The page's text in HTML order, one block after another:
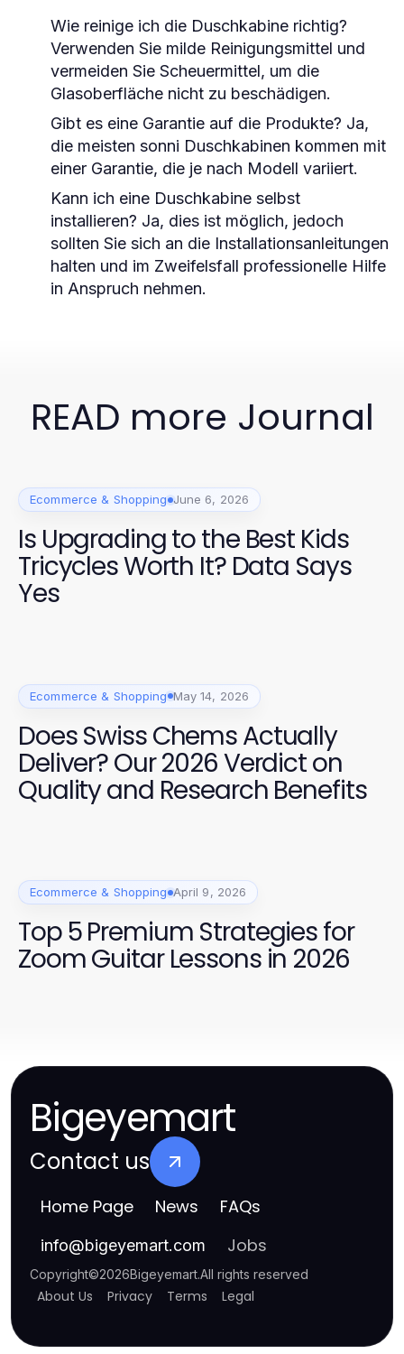
Wie reinige ich die Duschkabine richtig?
Verwenden Sie milde Reinigungsmittel und
vermeiden Sie Scheuermittel, um die
Glasoberfläche nicht zu beschädigen.
Gibt es eine Garantie auf die Produkte? Ja,
die meisten sonni Duschkabinen kommen mit
einer Garantie, die je nach Modell variiert.
Kann ich eine Duschkabine selbst
installieren? Ja, dies ist möglich, jedoch
sollten Sie sich an die Installationsanleitungen
halten und im Zweifelsfall professionelle Hilfe
in Anspruch nehmen.
READ more Journal
Ecommerce & Shopping June 6, 2026
Is Upgrading to the Best Kids
Tricycles Worth It? Data Says
Yes
Ecommerce & Shopping May 14, 2026
Does Swiss Chems Actually
Deliver? Our 2026 Verdict on
Quality and Research Benefits
Ecommerce & Shopping April 9, 2026
Top 5 Premium Strategies for
Zoom Guitar Lessons in 2026
Bigeyemart
Contact us
Home Page News FAQs
info@bigeyemart.com Jobs
Copyright©2026Bigeyemart.All rights reserved
About Us Privacy Terms Legal